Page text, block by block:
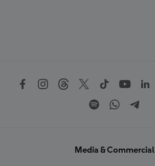
Media & Commercial